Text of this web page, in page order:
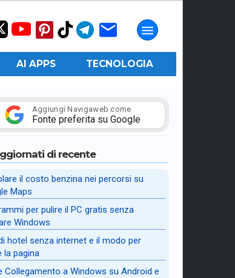
AI APPS TECNOLOGIA
Aggiungi Navigaweb come
Fonte preferita su Google
di recente
il costo benzina nei percorsi su
Maps
per pulire il PC gratis senza
Windows
hotel senza internet e il modo per
la pagina
Collegamento a Windows su Android e